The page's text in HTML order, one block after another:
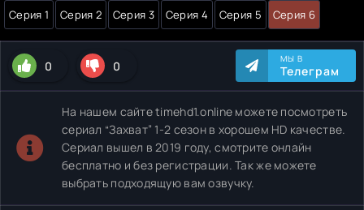
Серия 1 Серия 2 Серия 3 Серия 4 Серия 5 Серия 6
0 0 МЫ В
Телеграм
На нашем сайте timehd1.online можете посмотреть
сериал “Захват” 1-2 сезон в хорошем HD качестве.
Сериал вышел в 2019 году, смотрите онлайн
бесплатно и без регистрации. Так же можете
выбрать подходящую вам озвучку.